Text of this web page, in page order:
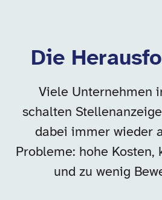
Die
Viele Unternehmen
schalten
dabei immer wieder
Probleme: hohe Kosten,
und zu wenig